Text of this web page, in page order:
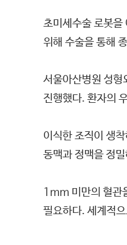
초미세수술 로봇을
위해 수술을 통해
서울아산병원 성형
진행했다. 환자의
이식한 조직이 생
동맥과 정맥을 정
1mm 미만의 혈관
필요하다. 세계적